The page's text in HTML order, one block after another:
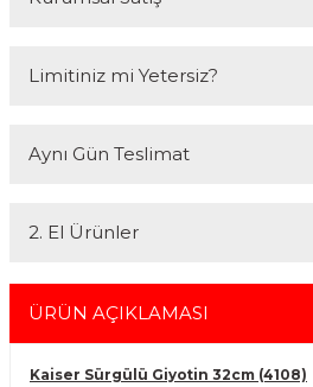
online web sitesi olan www.fotofix.com.tr
En uygun ve en hızlı çözüm için bizimle
Limitiniz mi Yetersiz?
Ödemelerinizi, iki farklı kredi kartını
Detaylı bilgi ve seçenekler için lütfen
Aynı Gün Teslimat
tercih edebilirsiniz. Bu hizmet sayesinde,
arayabilirsiniz.
2. El Ürünler
2.el ürünlerimiz, 6 ay garanti süresiyle
ürünlerinizi aldığınız tarihten itibaren
fazla bilgi alabilirsiniz. Güvenli alışveriş
ÜRÜN AÇIKLAMASI
Kaiser Sürgülü Giyotin 32cm (4108)